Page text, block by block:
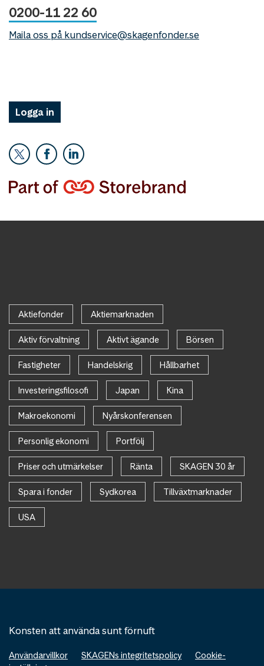
0200-11 22 60
Maila oss på kundservice@skagenfonder.se
Logga in
Aktiefonder Aktiemarknaden
Aktiv förvaltning Aktivt ägande Börsen
Fastigheter Handelskrig Hållbarhet
Investeringsfilosofi Japan Kina
Makroekonomi Nyårskonferensen
Personlig ekonomi Portfölj
Priser och utmärkelser Ränta SKAGEN 30 år
Spara i fonder Sydkorea Tillväxtmarknader
USA
Konsten att använda sunt förnuft
Användarvillkor SKAGENs integritetspolicy
Cookie-